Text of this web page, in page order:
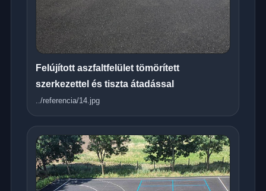
Felújított aszfaltfelület tömörített
szerkezettel és tiszta átadással
../referencia/14.jpg